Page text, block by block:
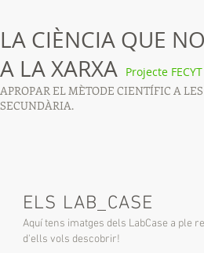
LA CIÈNCIA QUE
A LA XARXA
APROPAR EL MÈTODE CIENTÍFIC A
SECUNDÀRIA.
Projecte FECYT
ELS LAB_CASE
Aquí tens imatges dels LabCase a ple
d'ells vols descobrir!